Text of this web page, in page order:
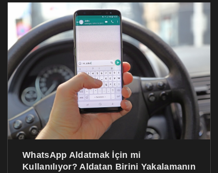
WhatsApp Aldatmak İçin mi
Kullanılıyor? Aldatan Birini Yakalamanın